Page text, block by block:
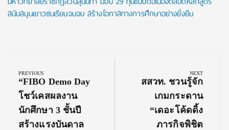
สนับสนุนเยาวชนเรียนจนจบ สร้างโอกาสทางการศึกษาอย่างยั่งยืน
navigation
PREVIOUS
Previous
Post:
“FIBO Demo Day
โชว์เคสผลงาน
นักศึกษา 3 ชั้นปี
สร้างแรงบันดาล
NEXT
Next
Post:
สสวท. ชวนรู้จัก
เกมกระดาน
“เดอะโค้ดดิ้ง
ภารกิจพิชิต